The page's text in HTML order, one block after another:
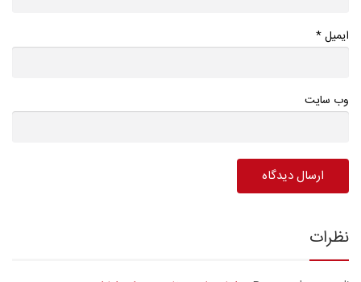
ایمیل*
وب سایت
نظرات